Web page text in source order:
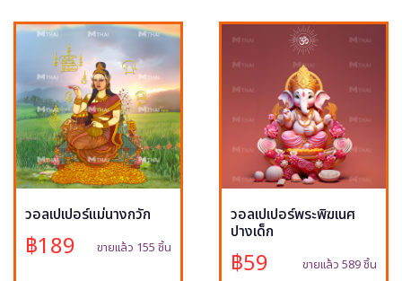
วอลเปเปอร์แม่นางกวัก
฿189 ขายแล้ว 155 ชิ้น
วอลเปเปอร์พระพิฆเนศ
ปางเด็ก
฿59 ขายแล้ว 589 ชิ้น